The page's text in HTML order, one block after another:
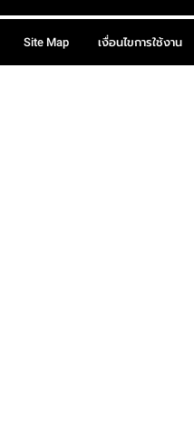
Site Map เงื่อนไขการใช้งาน